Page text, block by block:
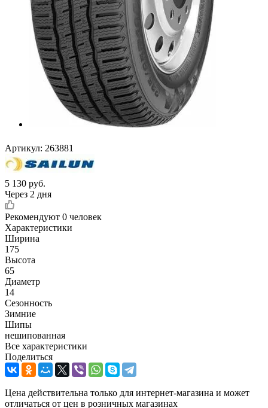
Артикул: 263881
5 130 руб.
Через 2 дня
Рекомендуют 0 человек
Характеристики
Ширина
175
Высота
65
Диаметр
14
Сезонность
Зимние
Шипы
нешипованная
Все характеристики
Поделиться
Цена действительна только для интернет-магазина и может
отличаться от цен в розничных магазинах